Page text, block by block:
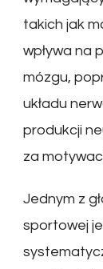
takich jak
wpływa na
mózgu,
układu
produkcji
za
Jednym z
sportowej